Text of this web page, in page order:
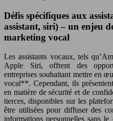
Défis spécifiques aux
assistant, siri) – un enjeu
marketing vocal
Les assistants vocaux, tels
Apple Siri, offrent des
entreprises souhaitant mettre en
vocal**. Cependant, ils
en matière de sécurité et de
tierces, disponibles sur les
être utilisées pour diffuser des
informations personnelles sans le